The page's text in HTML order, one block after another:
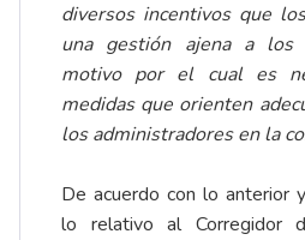
diversos incentivos que
una gestión ajena a los
motivo por el cual es
medidas que orienten
los administradores en la
De acuerdo con lo anterior
lo relativo al Corregidor